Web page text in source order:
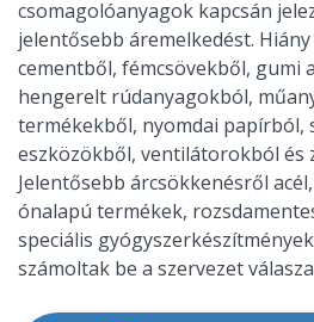
csomagolóanyagok kapcsán
jelentősebb áremelkedést.
cementből, fémcsövekből, gumi
hengerelt rúdanyagokból,
termékekből, nyomdai papírból,
eszközökből, ventilátorokból és
Jelentősebb árcsökkenésről
ónalapú termékek,
speciális
számoltak be a szervezet